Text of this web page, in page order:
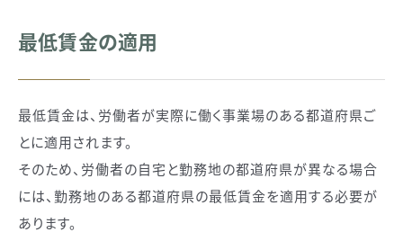
最低賃金の適用
最低賃金は、労働者が実際に働く事業場のある都道府県ご
とに適用されます。
そのため、労働者の自宅と勤務地の都道府県が異なる場合
には、勤務地のある都道府県の最低賃金を適用する必要が
あります。